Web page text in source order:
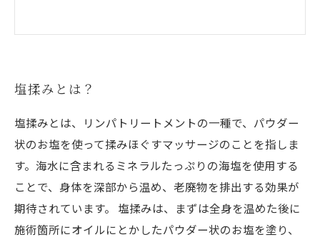
塩揉みとは？
塩揉みとは、リンパトリートメントの一種で、パウダー
状のお塩を使って揉みほぐすマッサージのことを指しま
す。海水に含まれるミネラルたっぷりの海塩を使用する
ことで、身体を深部から温め、老廃物を排出する効果が
期待されています。 塩揉みは、まずは全身を温めた後に
施術箇所にオイルにとかしたパウダー状のお塩を塗り、